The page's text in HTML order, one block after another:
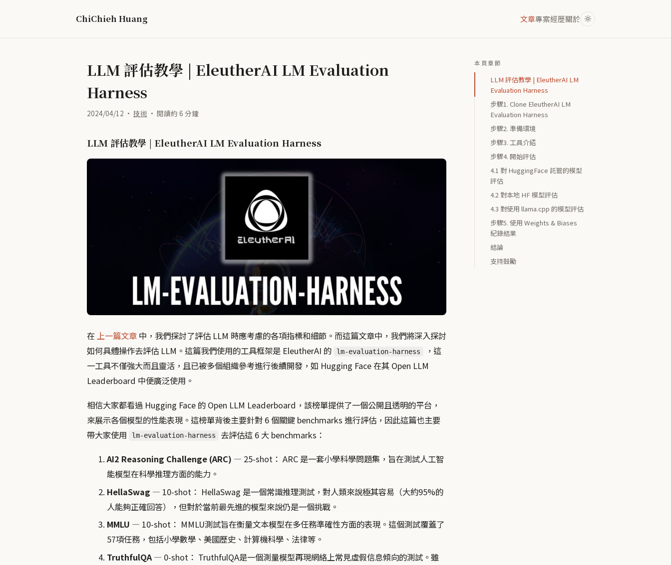
ChiChieh Huang 文章專案經歷關於
LLM 評估教學 | EleutherAI LM Evaluation
Harness
2024/04/12 · 技術 · 閱讀約 6 分鐘
LLM 評估教學 | EleutherAI LM Evaluation Harness
在上一篇文章 中，我們探討了評估 LLM 時應考慮的各項指標和細節。而這篇文章中，我們將深入探討
如何具體操作去評估 LLM。這篇我們使用的工具框架是 EleutherAI 的
lm-evaluation-harness
，這
一工具不僅強大而且靈活，且已被多個組織參考進行後續開發，如 Hugging Face 在其 Open LLM
Leaderboard 中便廣泛使用。
相信大家都看過 Hugging Face 的 Open LLM Leaderboard，該榜單提供了一個公開且透明的平台，
來展示各個模型的性能表現。這榜單背後主要針對 6 個關鍵 benchmarks 進行評估，因此這篇也主要
帶大家使用
lm-evaluation-harness 去評估這 6 大 benchmarks：
AI2 Reasoning Challenge (ARC) — 25-shot： ARC 是一套小學科學問題集，旨在測試人工智
能模型在科學推理方面的能力。
HellaSwag — 10-shot： HellaSwag 是一個常識推理測試，對人類來說極其容易（大約95%的
人能夠正確回答），但對於當前最先進的模型來說仍是一個挑戰。
MMLU — 10-shot： MMLU測試旨在衡量文本模型在多任務準確性方面的表現。這個測試覆蓋了
57項任務，包括小學數學、美國歷史、計算機科學、法律等。
TruthfulQA — 0-shot： TruthfulQA是一個測量模型再現網絡上常見虛假信息傾向的測試。雖
本頁章節
LLM 評估教學 | EleutherAI LM
Evaluation Harness
步驟1. Clone EleutherAI LM
Evaluation Harness
步驟2. 準備環境
步驟3. 工具介紹
步驟4. 開始評估
4.1 對 HuggingFace 託管的模型
評估
4.2 對本地 HF 模型評估
4.3 對使用 llama.cpp 的模型評估
步驟5. 使用 Weights & Biases
紀錄結果
結論
支持鼓勵